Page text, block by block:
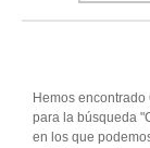
Hemos
para la búsqueda
en los que